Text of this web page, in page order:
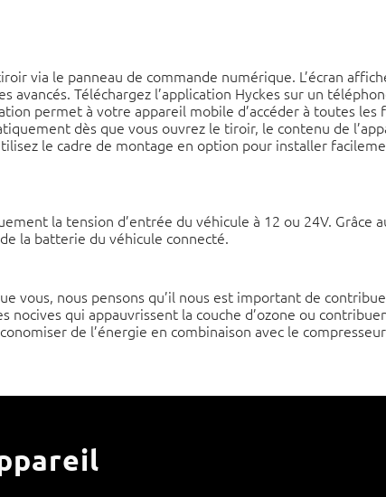
via le panneau de commande numérique. L’écran
avancés. Téléchargez l’application Hyckes sur un
permet à votre appareil mobile d’accéder à toutes
dès que vous ouvrez le tiroir, le contenu de
le cadre de montage en option pour installer
la tension d’entrée du véhicule à 12 ou 24V. Grâce
la batterie du véhicule connecté.
vous, nous pensons qu’il nous est important de
qui appauvrissent la couche d’ozone ou
de l’énergie en combinaison avec le